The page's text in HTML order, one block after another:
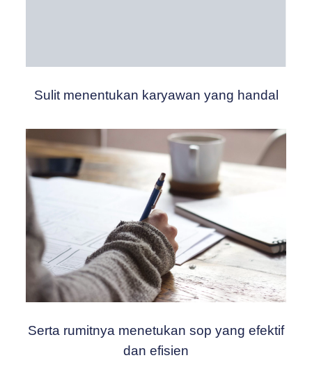
Sulit menentukan karyawan yang handal
Serta rumitnya menetukan sop yang efektif
dan efisien